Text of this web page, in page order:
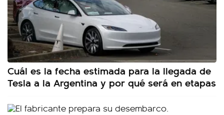
Cuál es la fecha estimada para la llegada de
Tesla a la Argentina y por qué será en etapas